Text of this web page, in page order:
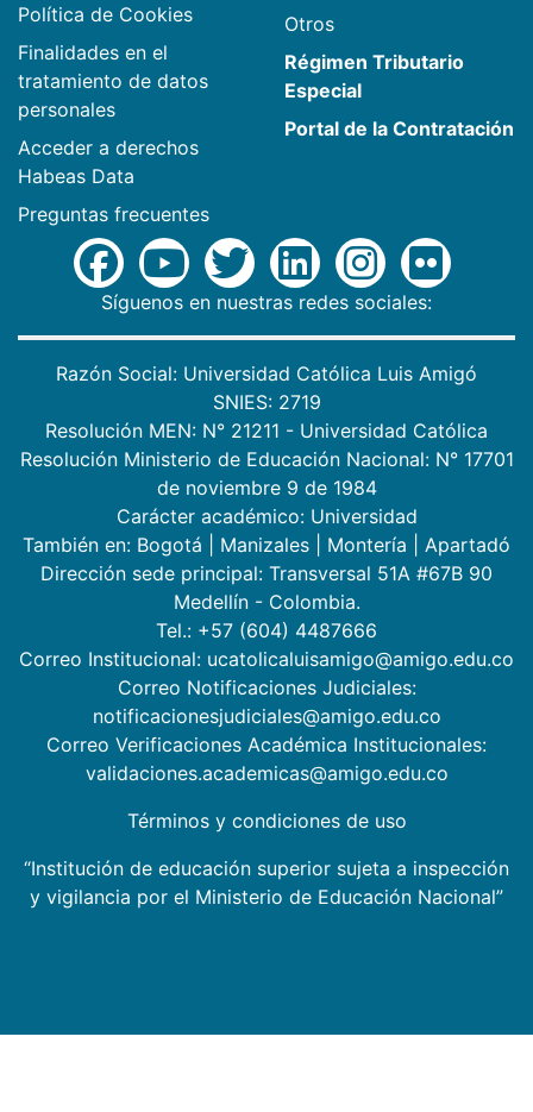
Política de Cookies
Finalidades en el
tratamiento de datos
personales
Acceder a derechos
Habeas Data
Preguntas frecuentes
Otros
Régimen Tributario
Especial
Portal de la Contratación
Síguenos en nuestras redes sociales:
Razón Social: Universidad Católica Luis Amigó
SNIES: 2719
Resolución MEN: N° 21211 - Universidad Católica
Resolución Ministerio de Educación Nacional: N° 17701
de noviembre 9 de 1984
Carácter académico: Universidad
También en: Bogotá Manizales Montería
Apartadó
Dirección sede principal: Transversal 51A #67B 90
Medellín - Colombia.
Tel.: +57 (604) 4487666
Correo Institucional: ucatolicaluisamigo@amigo.edu.co
Correo Notificaciones Judiciales:
notificacionesjudiciales@amigo.edu.co
Correo Verificaciones Académica Institucionales:
validaciones.academicas@amigo.edu.co
Términos y condiciones de uso
“Institución de educación superior sujeta a inspección
y vigilancia por el Ministerio de Educación Nacional”